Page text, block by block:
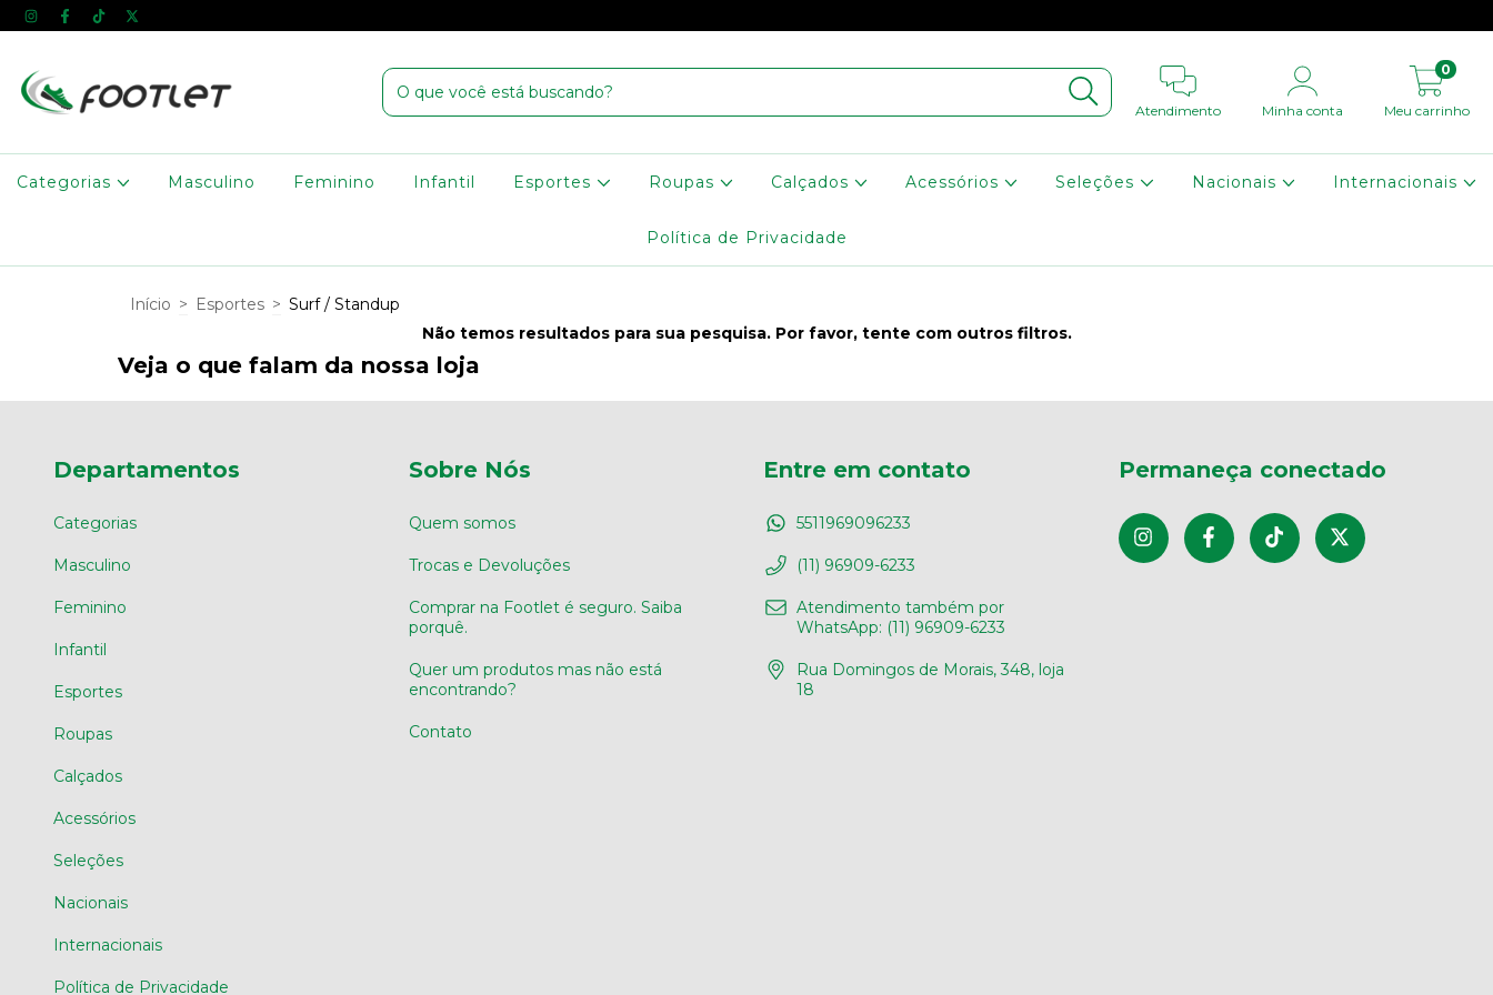
Atendimento Minha conta Meu carrinho
0
Categorias Masculino Feminino Infantil Esportes Roupas Calçados Acessórios Seleções Nacionais Internacionais
Política de Privacidade
Início > Esportes > Surf / Standup
Não temos resultados para sua pesquisa. Por favor, tente com outros filtros.
Veja o que falam da nossa loja
Departamentos
Categorias
Masculino
Feminino
Infantil
Esportes
Roupas
Calçados
Acessórios
Seleções
Nacionais
Internacionais
Política de Privacidade
Sobre Nós
Quem somos
Trocas e Devoluções
Comprar na Footlet é seguro. Saiba
porquê.
Quer um produtos mas não está
encontrando?
Contato
Entre em contato
5511969096233
(11) 96909-6233
Atendimento também por
WhatsApp: (11) 96909-6233
Rua Domingos de Morais, 348, loja
18
Permaneça conectado